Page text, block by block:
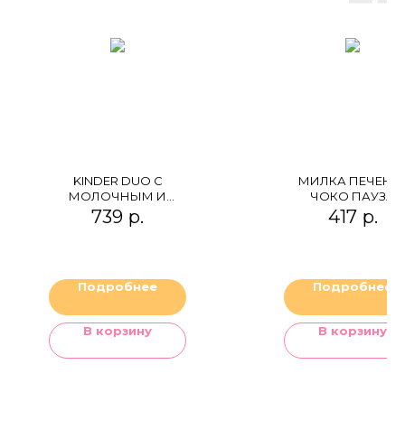
KINDER DUO С
МОЛОЧНЫМ И
БЕЛЫМ
ШОКОЛАДОМ
739 р.
Подробнее
В корзину
МИЛКА
ЧОКО ПАУЗА
417 р.
Подробнее
В корзину